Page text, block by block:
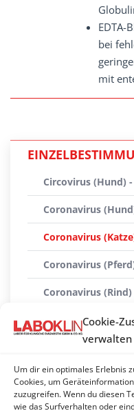
Cookie-
verwalten
Um dir ein optimales Erlebnis
Cookies, um
zuzugreifen. Wenn du diesen
wie das Surfverhalten oder
EDTA-
bei
mit
Circovirus (Hund) -
Coronavirus
Coronavirus
Coronavirus
Coronavirus (Rind)
Coronavirus
Parvovirus (Hund,
Parvovirus (Hund,
Rotaviren Gruppe